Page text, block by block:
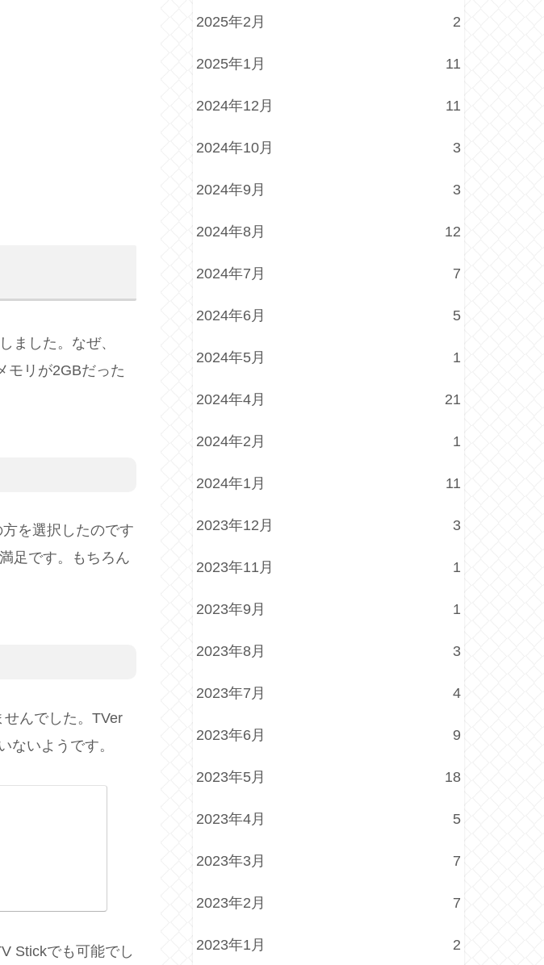
ました。なぜ、
モリが2GBだった
を選択したのです
足です。もちろん
んでした。TVer
ないようです。
Stickでも可能でし
2025年2月 2
2025年1月 11
2024年12月 11
2024年10月 3
2024年9月 3
2024年8月 12
2024年7月 7
2024年6月 5
2024年5月 1
2024年4月 21
2024年2月 1
2024年1月 11
2023年12月 3
2023年11月 1
2023年9月 1
2023年8月 3
2023年7月 4
2023年6月 9
2023年5月 18
2023年4月 5
2023年3月 7
2023年2月 7
2023年1月 2